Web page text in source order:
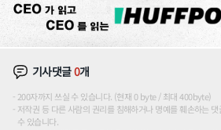
기사댓글0개
200자까지 쓰실 수 있습니다. (현재 0 byte / 최대 400byte)
저작권 등 다른 사람의 권리를 침해하거나 명예를 훼손하는
수 있습니다.